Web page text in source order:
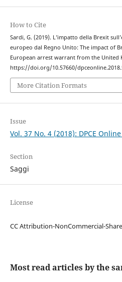
How to Cite
Sardi, G. (2019). L’impatto della Brexit
europeo dal Regno Unito: The impact of
European arrest warrant from the United
https://doi.org/10.57660/
More Citation Formats
Issue
Vol. 37 No. 4 (2018): DPCE
Section
Saggi
License
CC Attribution-NonCommercial-
Most read articles by the